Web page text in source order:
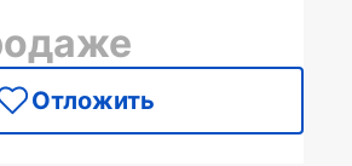
Отложить